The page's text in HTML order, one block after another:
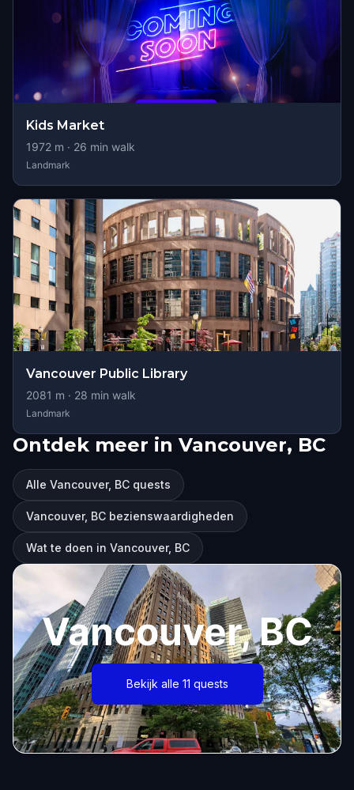
Kids Market
1972 m · 26 min walk
Landmark
Vancouver Public Library
2081 m · 28 min walk
Landmark
Ontdek meer in Vancouver, BC
Alle Vancouver, BC quests
Vancouver, BC bezienswaardigheden
Wat te doen in Vancouver, BC
Vancouver, BC
Bekijk alle 11 quests